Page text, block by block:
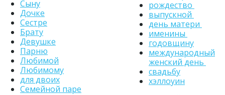
Сыну
Дочке
Сестре
Брату
Девушке
Парню
Любимой
Любимому
для двоих
Семейной паре
рождество
выпускной
день матери
именины
годовщину
международный
женский день
свадьбу
хэллоуин